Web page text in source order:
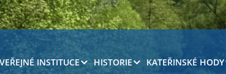
VEŘEJNÉ INSTITUCE HISTORIE KATEŘINSKÉ HODY